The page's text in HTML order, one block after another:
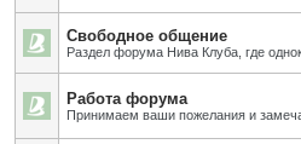
Свободное общение
Раздел форума Нива Клуба, где
Работа форума
Принимаем ваши пожелания и